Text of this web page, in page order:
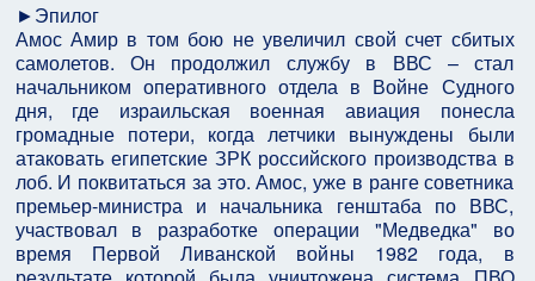
►Эпилог
Амос Амир в том бою не увеличил свой счет сбитых
самолетов. Он продолжил службу в ВВС – стал
начальником оперативного отдела в Войне Судного
дня, где израильская военная авиация понесла
громадные потери, когда летчики вынуждены были
атаковать египетские ЗРК российского производства в
лоб. И поквитаться за это. Амос, уже в ранге советника
премьер-министра и начальника генштаба по ВВС,
участвовал в разработке операции "Медведка" во
время Первой Ливанской войны 1982 года, в